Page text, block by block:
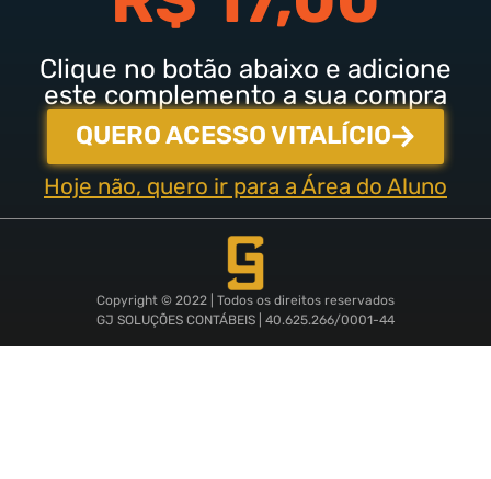
Clique no botão abaixo e adicione
este complemento a sua compra
QUERO ACESSO VITALÍCIO
Hoje não, quero ir para a Área do Aluno
Copyright © 2022 | Todos os direitos reservados
GJ SOLUÇÕES CONTÁBEIS | 40.625.266/0001-44